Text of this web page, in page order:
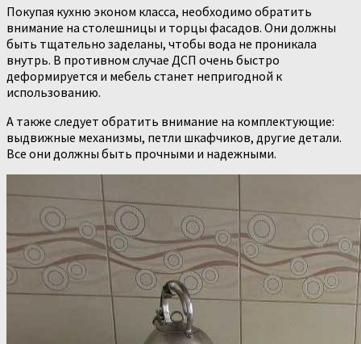
Покупая кухню эконом класса, необходимо обратить
внимание на столешницы и торцы фасадов. Они должны
быть тщательно заделаны, чтобы вода не проникала
внутрь. В противном случае ДСП очень быстро
деформируется и мебель станет непригодной к
использованию.
А также следует обратить внимание на комплектующие:
выдвижные механизмы, петли шкафчиков, другие детали.
Все они должны быть прочными и надежными.